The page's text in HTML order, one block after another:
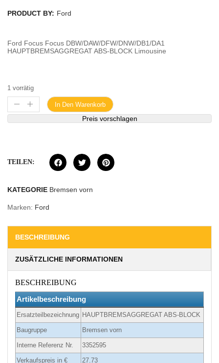
PRODUCT BY: Ford
Ford Focus Focus DBW/DAW/DFW/DNW/DB1/DA1
HAUPTBREMSAGGREGAT ABS-BLOCK Limousine
1 vorrätig
In Den Warenkorb
Preis vorschlagen
TEILEN:
KATEGORIE Bremsen vorn
Marken: Ford
BESCHREIBUNG
ZUSÄTZLICHE INFORMATIONEN
BESCHREIBUNG
Artikelbeschreibung
Ersatzteilbezeichnung HAUPTBREMSAGGREGAT ABS-BLOCK
Baugruppe Bremsen vorn
Interne Referenz Nr. 3352595
Verkaufspreis in € 27.73